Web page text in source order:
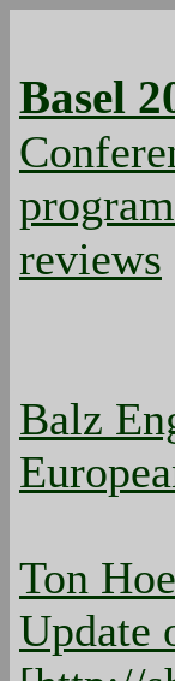
Basel
reviews
Balz
Ton
Update